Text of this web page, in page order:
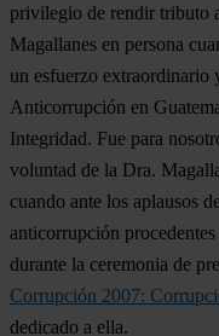
privilegio de rendir tributo
Magallanes en persona
un esfuerzo extraordinario
Anticorrupción en
Integridad. Fue para
voluntad de la Dra.
cuando ante los aplausos
anticorrupción
durante la ceremonia de
Corrupción 2007:
dedicado a ella.